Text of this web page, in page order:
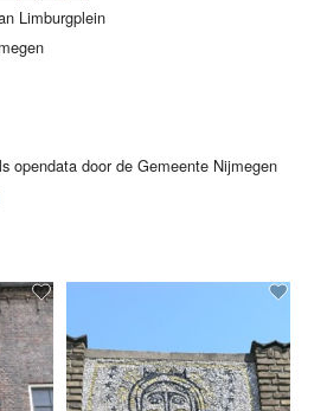
Limburgplein
opendata door de Gemeente Nijmegen